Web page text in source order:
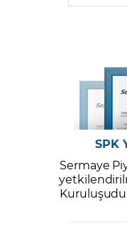
SPK
Sermaye